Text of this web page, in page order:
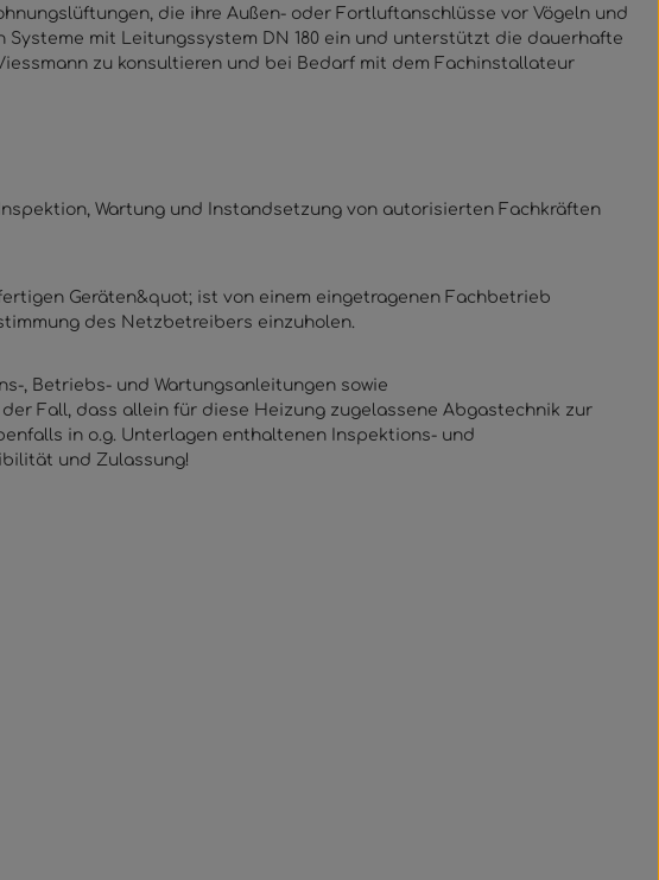
die ihre Außen- oder Fortluftanschlüsse vor Vögeln und
mit Leitungssystem DN 180 ein und unterstützt die dauerhafte
zu konsultieren und bei Bedarf mit dem Fachinstallateur
Wartung und Instandsetzung von autorisierten Fachkräften
Geräten&quot; ist von einem eingetragenen Fachbetrieb
des Netzbetreibers einzuholen.
, Betriebs- und Wartungsanleitungen sowie
Fall, dass allein für diese Heizung zugelassene Abgastechnik zur
in o.g. Unterlagen enthaltenen Inspektions- und
und Zulassung!